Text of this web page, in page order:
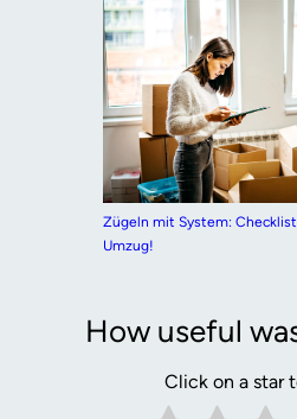
Zügeln mit System:
Umzug!
How useful
Click on a star